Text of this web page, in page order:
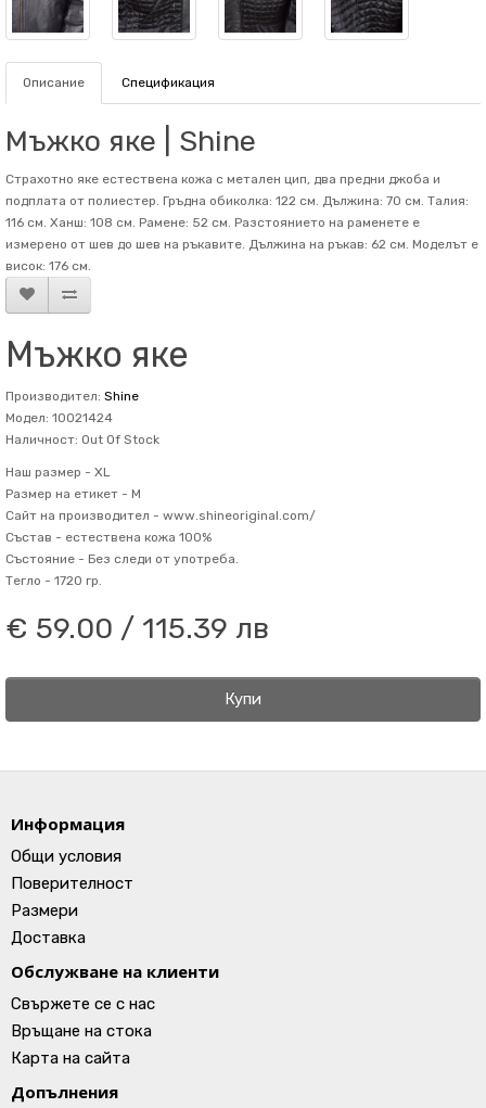
Описание Спецификация
Мъжко яке | Shine
Страхотно яке естествена кожа с метален цип, два предни джоба и
подплата от полиестер. Гръдна обиколка: 122 см. Дължина: 70 см. Талия:
116 см. Ханш: 108 см. Рамене: 52 см. Разстоянието на раменете е
измерено от шев до шев на ръкавите. Дължина на ръкав: 62 см. Mоделът е
висок: 176 см.
Мъжко яке
Производител: Shine
Модел: 10021424
Наличност: Out Of Stock
Наш размер - XL
Размер на етикет - M
Сайт на производител - www.shineoriginal.com/
Състав - естествена кожа 100%
Състояние - Без следи от употреба.
Тегло - 1720 гр.
€ 59.00 / 115.39 лв
Купи
Информация
Общи условия
Поверителност
Размери
Доставка
Обслужване на клиенти
Свържете се с нас
Връщане на стока
Карта на сайта
Допълнения